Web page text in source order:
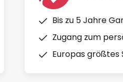
Bis zu 5 Jahre
Zugang zum
Europas größtes